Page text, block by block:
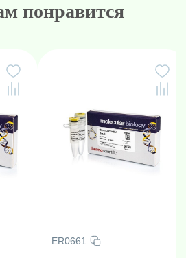
понравится
ER0661